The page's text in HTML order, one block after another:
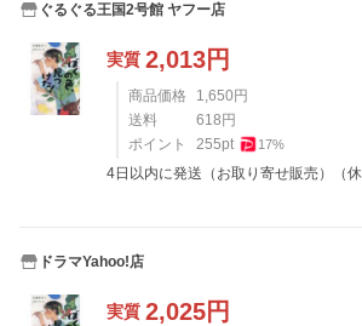
ぐるぐる王国2号館 ヤフー店
実質 2,013円
商品価格 1,650 円
送料
618 円
ポイント
255pt 17%
4日以内に発送（お取り寄せ販売）（休
ドラマYahoo!店
実質 2,025円